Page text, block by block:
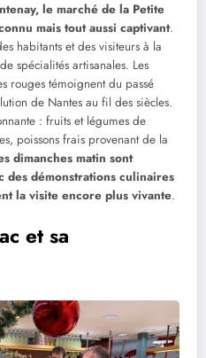
le marché de la Petite
mais tout aussi captivant.
habitants et des visiteurs à la
spécialités artisanales. Les
rouges témoignent du passé
de Nantes au fil des siècles.
: fruits et légumes de
poissons frais provenant de la
dimanches matin sont
des démonstrations culinaires
la visite encore plus vivante.
et sa